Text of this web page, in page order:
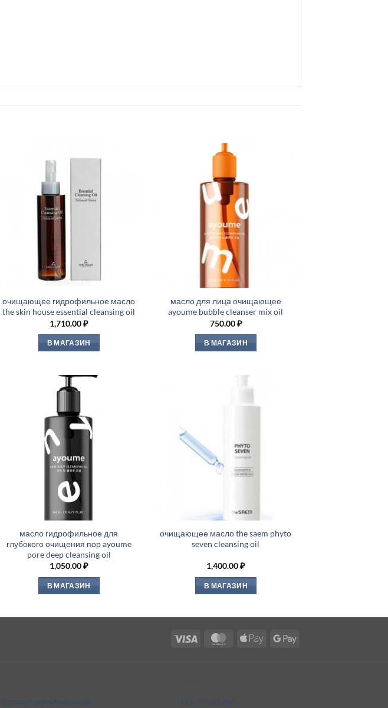
очищающее гидрофильное масло
the skin house essential cleansing oil
1,710.00₽
В МАГАЗИН
масло для лица очищающее
ayoume bubble cleanser mix oil
750.00₽
В МАГАЗИН
масло гидрофильное для
глубокого очищения пор ayoume
pore deep cleansing oil
1,050.00₽
В МАГАЗИН
очищающее масло the saem phyto
seven cleansing oil
1,400.00₽
В МАГАЗИН
Visa MasterCardApple
Google
Условия использования Our Principles